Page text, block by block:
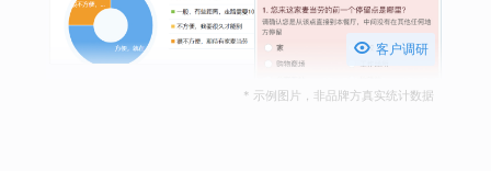
 客户调研
* 示例图片，非品牌方真实统计数据